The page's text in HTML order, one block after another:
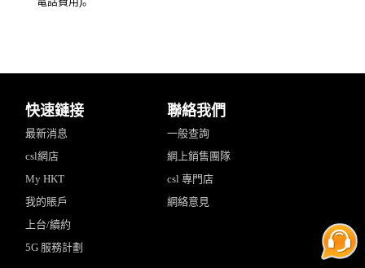
快速鏈接
最新消息
csl網店
My HKT
我的賬戶
上台/續約
5G 服務計劃
聯絡我們
一般查詢
網上銷售團隊
csl 專門店
網絡意見